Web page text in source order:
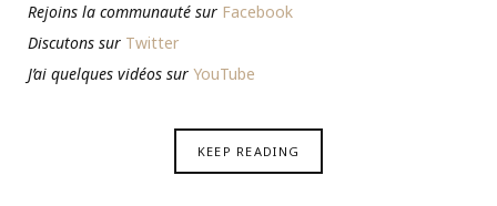
Rejoins la communauté sur Facebook
Discutons sur Twitter
J’ai quelques vidéos sur YouTube
KEEP READING